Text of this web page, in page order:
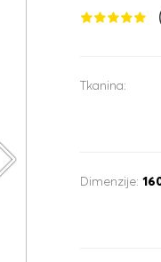
Tkanina:
Dimenzije: